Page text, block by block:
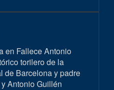
en Fallece Antonio
torilero de la
de Barcelona y padre
Antonio Guillén